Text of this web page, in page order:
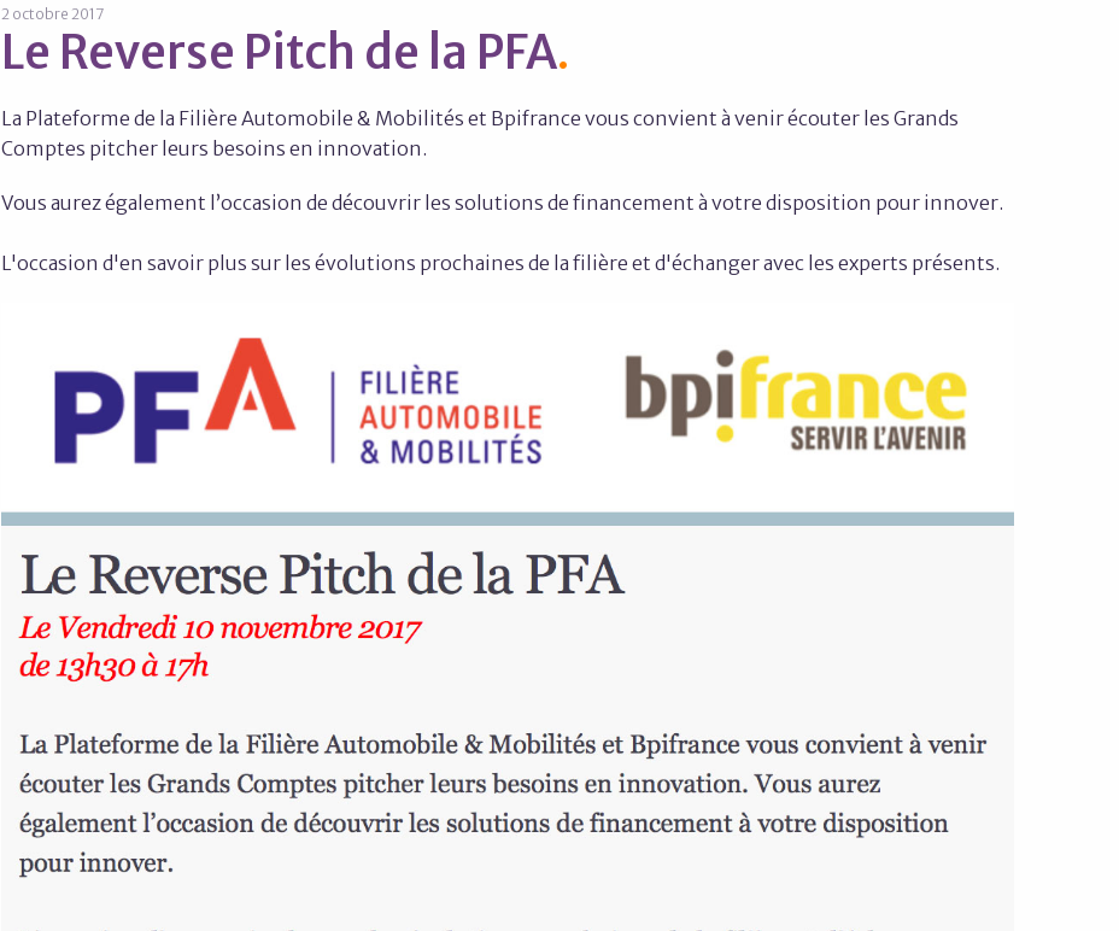
2 octobre 2017
Le Reverse Pitch de la PFA
La Plateforme de la Filière Automobile & Mobilités et Bpifrance vous convient à venir écouter les Grands
Comptes pitcher leurs besoins en innovation.
Vous aurez également l’occasion de découvrir les solutions de financement à votre disposition pour innover.
L'occasion d'en savoir plus sur les évolutions prochaines de la filière et d'échanger avec les experts présents.